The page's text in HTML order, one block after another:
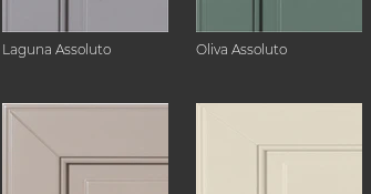
Laguna Assoluto Oliva Assoluto